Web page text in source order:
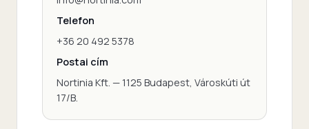
Telefon
+36 20 492 5378
Postai cím
Nortinia Kft. — 1125 Budapest, Városkúti út
17/B.